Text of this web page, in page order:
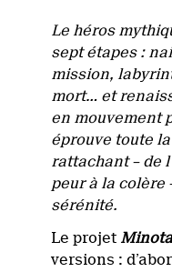
Le héros
sept étapes :
mission,
mort… et
en mouvement
éprouve toute la
rattachant – de
peur à la colère
sérénité.
Le projet
versions :